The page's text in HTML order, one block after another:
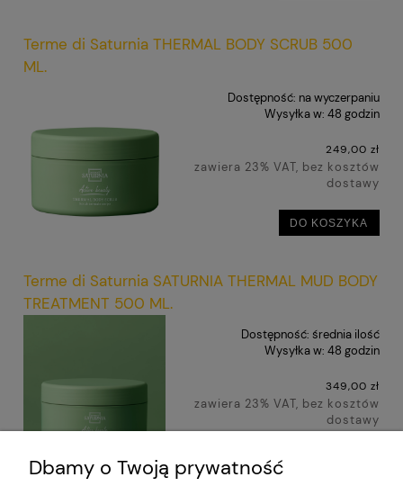
Terme di Saturnia THERMAL BODY SCRUB 500
ML.
Dostępność: na wyczerpaniu
Wysyłka w: 48 godzin
249,00 zł
zawiera 23% VAT, bez kosztów
dostawy
DO KOSZYKA
Terme di Saturnia SATURNIA THERMAL MUD BODY
TREATMENT 500 ML.
Dostępność: średnia ilość
Wysyłka w: 48 godzin
349,00 zł
zawiera 23% VAT, bez kosztów
dostawy
Dbamy o Twoją prywatność